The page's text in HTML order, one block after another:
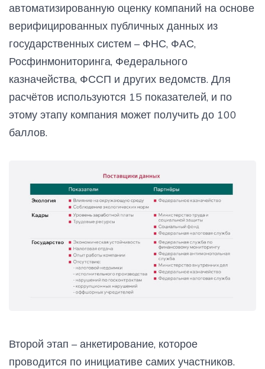
автоматизированную оценку компаний на основе
верифицированных публичных данных из
государственных систем – ФНС, ФАС,
Росфинмониторинга, Федерального
казначейства, ФССП и других ведомств. Для
расчётов используются 15 показателей, и по
этому этапу компания может получить до 100
баллов.
Второй этап – анкетирование, которое
проводится по инициативе самих участников.